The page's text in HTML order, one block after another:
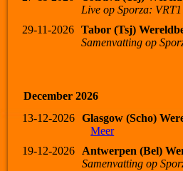
Live op Sporza: VRT1
29-11-2026
Tabor (Tsj)
Samenvatting op
December 2026
13-12-2026
Glasgow (Scho)
Meer
19-12-2026
Antwerpen (Bel)
Samenvatting op